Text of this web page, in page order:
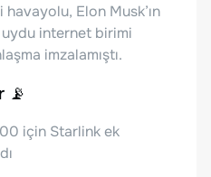
havayolu, Elon Musk’ın
uydu internet birimi
imzalamıştı.
📡
için Starlink ek